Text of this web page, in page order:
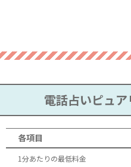
電話占いピュ
各項目
1分あたりの最低料金